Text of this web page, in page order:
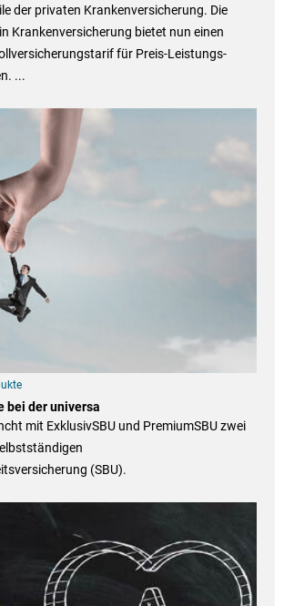
der privaten Krankenversicherung. Die
Krankenversicherung bietet nun einen
für Preis-Leistungs-
...
bei der universa
mit ExklusivSBU und PremiumSBU zwei
(SBU).